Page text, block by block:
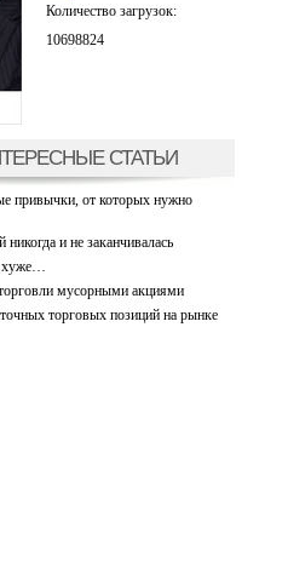
Количество загрузок:
10698824
СТАТЬИ
привычки, от которых нужно
и не заканчивалась
мусорными акциями
торговых позиций на рынке